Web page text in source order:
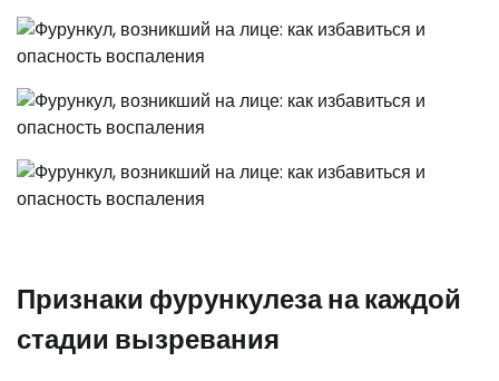
Признаки фурункулеза на каждой
стадии вызревания